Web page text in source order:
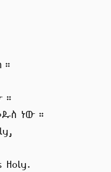
ነው።
Holy.